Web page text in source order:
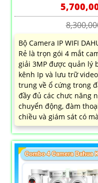
Bộ Camera IP WIFI
Rẻ là trọn gói 4 mắt
giải 3MP được quản lý
kênh Ip và lưu trữ
trung về ổ cứng trong
đầy đủ các chưc năng
chuyển động, đàm
chiều và giám sát có